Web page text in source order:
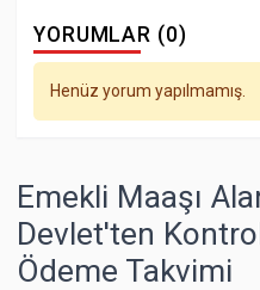
YORUMLAR (0)
Henüz yorum yapılmamış.
Emekli Maaşı
Devlet'ten
Ödeme Takvimi